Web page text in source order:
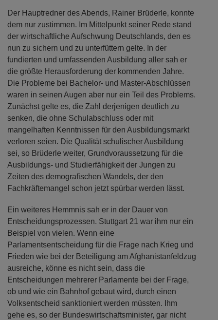
Der Hauptredner des Abends, Rainer Brüderle, konnte
dem nur zustimmen. Im Mittelpunkt seiner Rede stand
der wirtschaftliche Aufschwung Deutschlands, den es
nun zu sichern und zu unterfüttern gelte. In der
fundierten und umfassenden Ausbildung aller sah er
die größte Herausforderung der kommenden Jahre.
Die Probleme bei Bachelor- und Master-Abschlüssen
waren in seinen Augen aber nur ein Teil des Problems.
Zunächst gelte es, die Zahl derjenigen deutlich zu
senken, die ohne Schulabschluss oder mit
mangelhaften Kenntnissen für den Ausbildungsmarkt
verloren seien. Die Qualität schulischer Ausbildung
sei, so Brüderle weiter, Grundvoraussetzung für die
Ausbildungs- und Studierfähigkeit der Jungen zu
Zeiten des demografischen Wandels, der den
Fachkräftemangel schon jetzt spürbar werden lässt.
Ein weiteres Hemmnis sah er in der Dauer von
Entscheidungsprozessen. Stuttgart 21 war ihm nur ein
Beispiel von vielen. Wenn eine
Parlamentsentscheidung für die Frage nach Krieg und
Frieden wie bei der Beteiligung am Afghanistanfeldzug
ausreiche, könne es nicht sein, dass die
Entscheidungen mehrerer Parlamente bei der Frage,
ob und wie ein Bahnhof gebaut wird, durch einen
Volksentscheid sanktioniert werden müssten. Ihm
gehe es, so der Bundeswirtschaftsminister, gar nicht